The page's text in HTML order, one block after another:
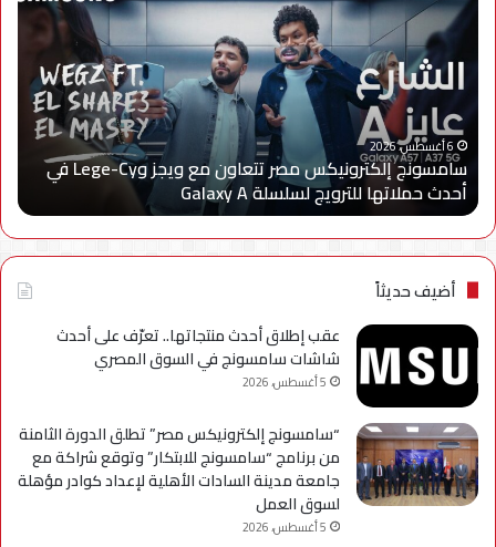
مصر
تتعاون
ويجز
وLege-
Cy
في
أحدث
حملاتها
للترويج
لسلسلة
Galaxy
A
6 أغسطس، 2026
سامسونج إلكترونيكس مصر تتعاون مع ويجز وLege-Cy في
أحدث حملاتها للترويج لسلسلة Galaxy A
My
أضيف حديثاً
عقب إطلاق أحدث منتجاتها.. تعرّف على أحدث
شاشات سامسونج في السوق المصري
5 أغسطس، 2026
“سامسونج إلكترونيكس مصر” تطلق الدورة الثامنة
من برنامج “سامسونج للابتكار” وتوقع شراكة مع
جامعة مدينة السادات الأهلية لإعداد كوادر مؤهلة
لسوق العمل
5 أغسطس، 2026